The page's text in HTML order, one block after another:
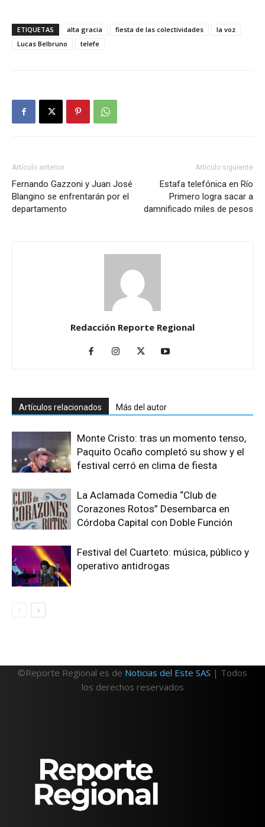
ETIQUETAS alta gracia fiesta de las colectividades
la voz
Lucas Belbruno
telefe
Artículo anterior
Fernando Gazzoni y Juan José
Blangino se enfrentarán por el
departamento
Artículo siguiente
Estafa telefónica en Río
Primero logra sacar a
damnificado miles de pesos
Redacción Reporte Regional
Artículos relacionados Más del autor
Monte Cristo: tras un momento tenso,
Paquito Ocaño completó su show y el
festival cerró en clima de fiesta
La Aclamada Comedia “Club de
Corazones Rotos” Desembarca en
Córdoba Capital con Doble Función
Festival del Cuarteto: música, público y
operativo antidrogas
©Reporte Regional es de Noticias del Este SAS | Todos
los derechos reservados